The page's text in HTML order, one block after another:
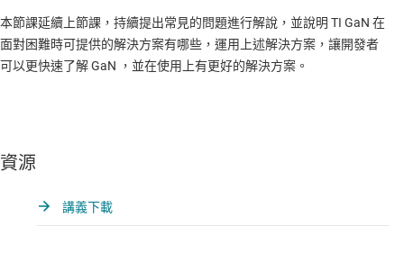
本節課延續上節課，持續提出常見的問題進行解說，並說明 TI GaN 在
面對困難時可提供的解決方案有哪些，運用上述解決方案，讓開發者
可以更快速了解 GaN ，並在使用上有更好的解決方案。
資源
講義下載